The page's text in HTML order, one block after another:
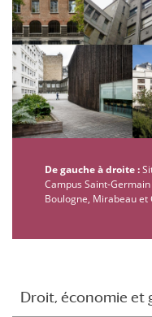
De gauche à droite :
Campus Saint-
Boulogne, Mirabeau et
Droit, économie et